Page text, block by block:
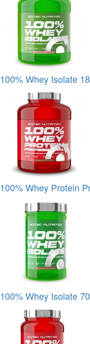
100% Whey Isolate
100% Whey Protein
100% Whey Isolate